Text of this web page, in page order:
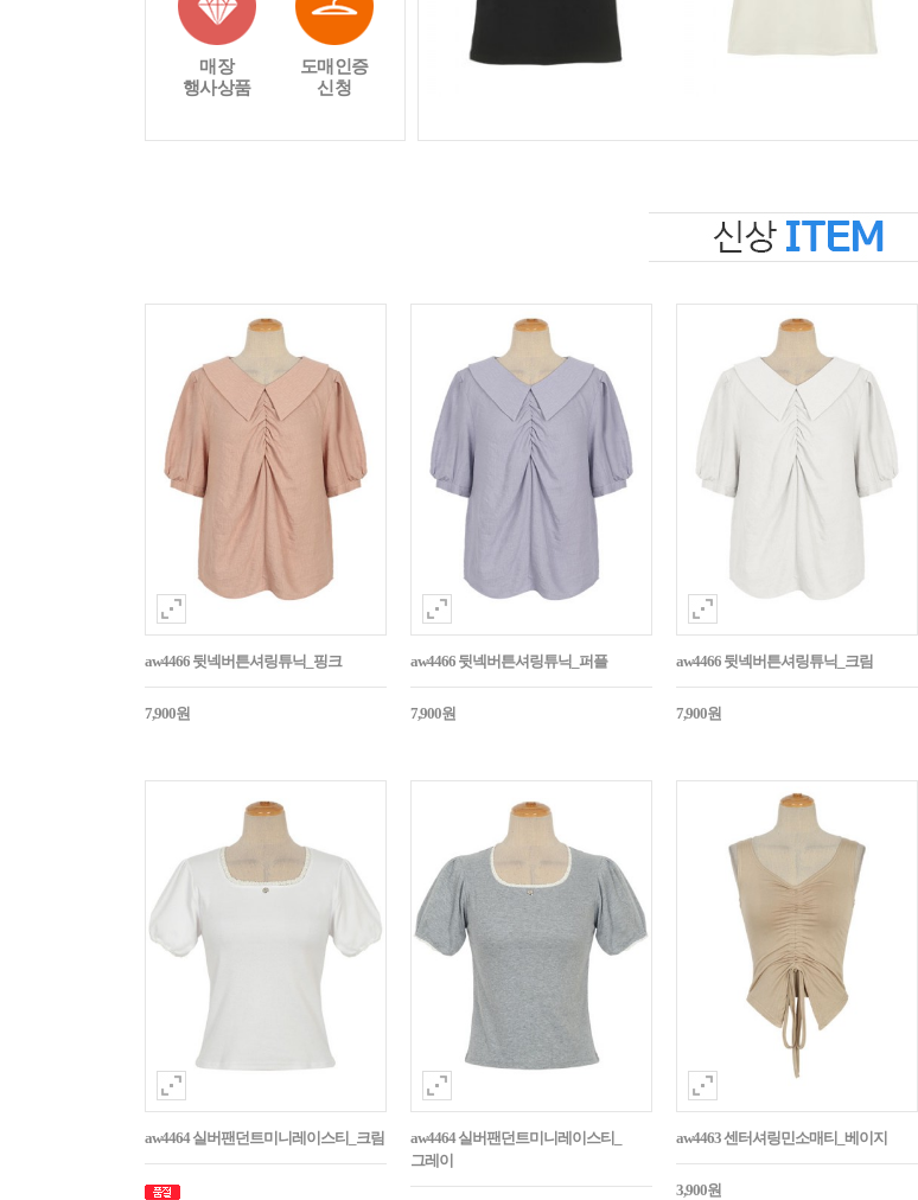
매장
행사상품
도매인증
신청
aw4466 뒷넥버튼셔링튜닉_핑크
7,900원
aw4466 뒷넥버튼셔링튜닉_퍼플
7,900원
aw4466 뒷넥버튼셔링튜닉_크림
7,900원
aw4464 실버팬던트미니레이스티_크림
aw4464 실버팬던트미니레이스티_
그레이
aw4463 센터셔링민소매티_베이지
3,900원